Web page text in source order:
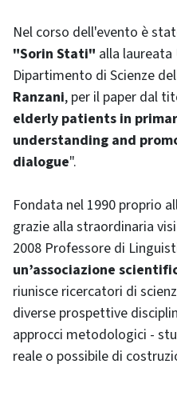
Nel corso dell'evento è
"Sorin Stati" alla
Dipartimento di Scienze
Ranzani, per il paper dal
elderly patients in
understanding and
dialogue".
Fondata nel 1990 proprio
grazie alla straordinaria
2008 Professore di
un’associazione
riunisce ricercatori di
diverse prospettive
approcci metodologici -
reale o possibile di